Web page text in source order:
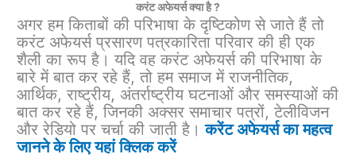
करंट अफेयर्स क्या है ?
अगर हम किताबों की परिभाषा के दृष्टिकोण से जाते हैं तो
करंट अफेयर्स प्रसारण पत्रकारिता परिवार की ही एक
शैली का रूप है। यदि वह करंट अफेयर्स की परिभाषा के
बारे में बात कर रहे हैं, तो हम समाज में राजनीतिक,
आर्थिक, राष्ट्रीय, अंतर्राष्ट्रीय घटनाओं और समस्याओं की
बात कर रहे हैं, जिनकी अक्सर समाचार पत्रों, टेलीविजन
और रेडियो पर चर्चा की जाती है।करेंट अफेयर्स का महत्व
जानने के लिए यहां क्लिक करें